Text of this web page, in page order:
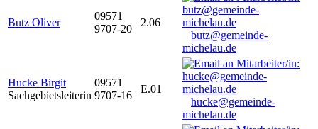
Butz Oliver
09571
9707-20
2.06
butz@gemeinde-
michelau.de
Hucke Birgit
Sachgebietsleiterin
09571
9707-16
E.01
hucke@gemeinde-
michelau.de